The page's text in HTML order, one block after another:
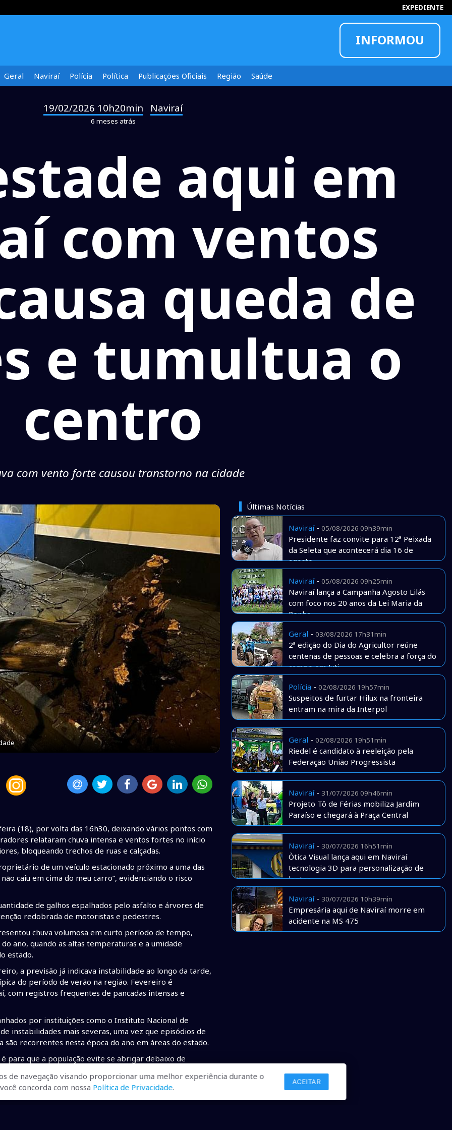
EXPEDIENTE
INFORMOU
Geral Naviraí Polícia Política Publicações Oficiais Região Saúde
19/02/2026 10h20min Naviraí
6 meses atrás
aqui em
com ventos
queda de
e tumultua o
centro
com vento forte causou transtorno na cidade
(18), por volta das 16h30, deixando vários pontos com
relataram chuva intensa e ventos fortes no início
bloqueando trechos de ruas e calçadas.
de um veículo estacionado próximo a uma das
caiu em cima do meu carro”, evidenciando o risco
de galhos espalhados pelo asfalto e árvores de
redobrada de motoristas e pedestres.
chuva volumosa em curto período de tempo,
ano, quando as altas temperaturas e a umidade
estado.
a previsão já indicava instabilidade ao longo da tarde,
do período de verão na região. Fevereiro é
com registros frequentes de pancadas intensas e
por instituições como o Instituto Nacional de
instabilidades mais severas, uma vez que episódios de
recorrentes nesta época do ano em áreas do estado.
para que a população evite se abrigar debaixo de
ou estruturas que possam ser derrubadas pela força do
Últimas Notícias
Naviraí- 05/08/2026 09h39min
Presidente faz convite para 12ª Peixada
da Seleta que acontecerá dia 16 de
agosto
Naviraí- 05/08/2026 09h25min
Naviraí lança a Campanha Agosto Lilás
com foco nos 20 anos da Lei Maria da
Penha
Geral - 03/08/2026 17h31min
2ª edição do Dia do Agricultor reúne
centenas de pessoas e celebra a força do
campo em Juti
Polícia - 02/08/2026 19h57min
Suspeitos de furtar Hilux na fronteira
entram na mira da Interpol
Geral - 02/08/2026 19h51min
Riedel é candidato à reeleição pela
Federação União Progressista
Naviraí- 31/07/2026 09h46min
Projeto Tô de Férias mobiliza Jardim
Paraíso e chegará à Praça Central
Naviraí- 30/07/2026 16h51min
Òtica Visual lança aqui em Naviraí
tecnologia 3D para personalização de
lentes
Naviraí- 30/07/2026 10h39min
Empresária aqui de Naviraí morre em
acidente na MS 475
de navegação visando proporcionar uma melhor experiência durante o
concorda com nossa Política de Privacidade.
ACEITAR